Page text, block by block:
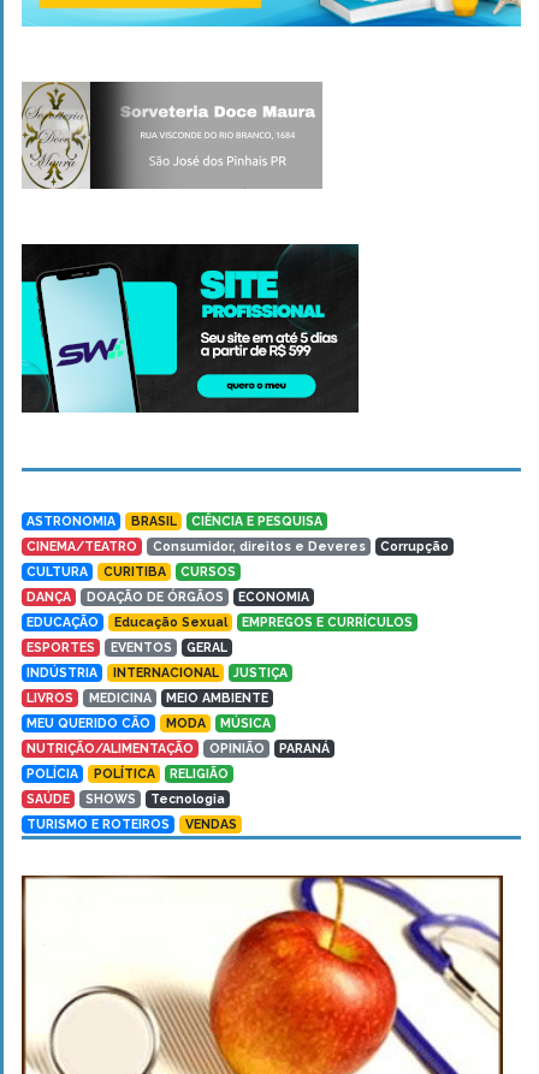
ASTRONOMIA BRASIL
CIÊNCIA E PESQUISA
CINEMA/TEATRO
Consumidor, direitos e Deveres
Corrupção
CULTURA
CURITIBA
CURSOS
DANÇA
DOAÇÃO DE ÓRGÃOS
ECONOMIA
EDUCAÇÃO
Educação Sexual
EMPREGOS E CURRÍCULOS
ESPORTES
EVENTOS
GERAL
INDÚSTRIA
INTERNACIONAL
JUSTIÇA
LIVROS
MEDICINA
MEIO AMBIENTE
MEU QUERIDO CÃO
MODA
MÚSICA
NUTRIÇÃO/ALIMENTAÇÃO
OPINIÃO
PARANÁ
POLÍCIA
POLÍTICA
RELIGIÃO
SAÚDE
SHOWS
Tecnologia
TURISMO E ROTEIROS
VENDAS